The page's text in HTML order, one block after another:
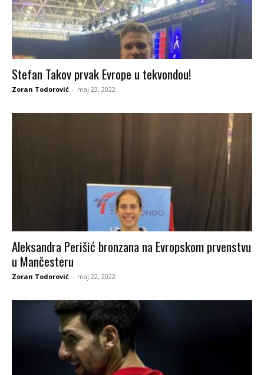
Stefan Takov prvak Evrope u tekvondou!
Zoran Todorović - maj 23, 2022
Aleksandra Perišić bronzana na Evropskom prvenstvu
u Mančesteru
Zoran Todorović - maj 22, 2022